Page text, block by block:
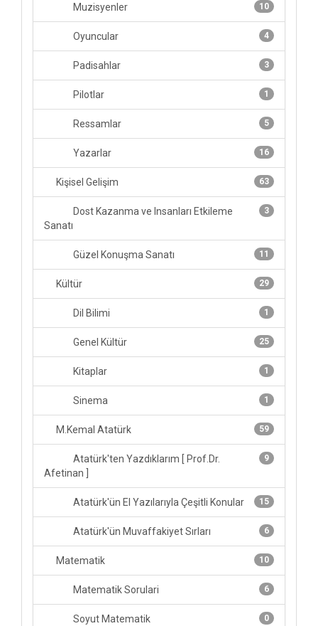
10
Muzisyenler
4
Oyuncular
3
Padisahlar
1
Pilotlar
5
Ressamlar
16
Yazarlar
63
Kişisel Gelişim
3
Dost Kazanma ve Insanları Etkileme
Sanatı
11
Güzel Konuşma Sanatı
29
Kültür
1
Dil Bilimi
25
Genel Kültür
1
Kitaplar
1
Sinema
59
M.Kemal Atatürk
9
Atatürk'ten Yazdıklarım [ Prof.Dr.
Afetinan ]
15
Atatürk'ün El Yazılarıyla Çeşitli Konular
6
Atatürk'ün Muvaffakiyet Sırları
10
Matematik
6
Matematik Sorulari
0
Soyut Matematik